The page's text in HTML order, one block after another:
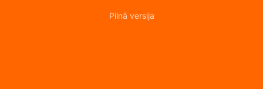
Pilnā versija